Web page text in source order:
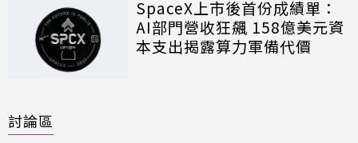
SpaceX上市後首份成績單：
AI部門營收狂飆 158億美元資
本支出揭露算力軍備代價
討論區